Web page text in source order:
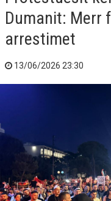
Dumanit: Merr
arrestimet
13/06/2026 23:30